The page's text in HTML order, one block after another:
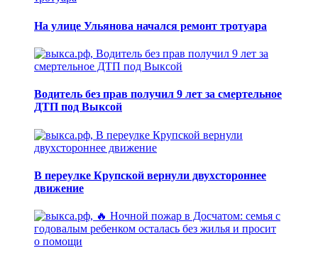
На улице Ульянова начался ремонт тротуара
Водитель без прав получил 9 лет за смертельное
ДТП под Выксой
В переулке Крупской вернули двухстороннее
движение